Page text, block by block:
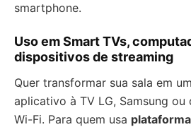
smartphone.
Uso em Smart TVs,
dispositivos de streaming
Quer transformar sua sala em
aplicativo à TV LG, Samsung
Wi-Fi. Para quem usa plataforma